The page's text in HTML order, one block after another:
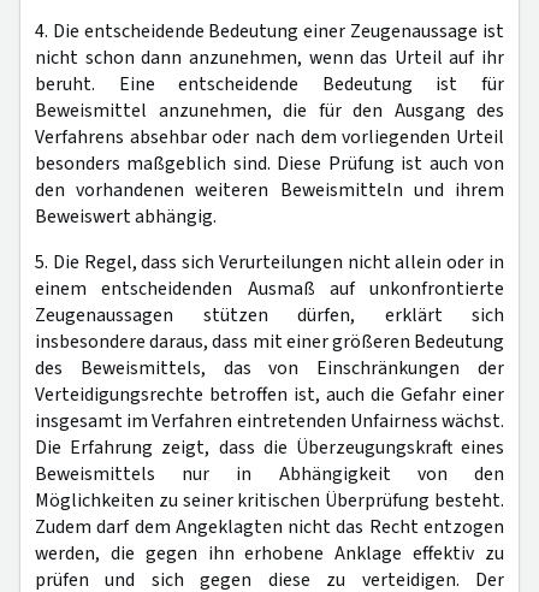
4. Die entscheidende Bedeutung einer Zeugenaussage ist
nicht schon dann anzunehmen, wenn das Urteil auf ihr
beruht. Eine entscheidende Bedeutung ist für
Beweismittel anzunehmen, die für den Ausgang des
Verfahrens absehbar oder nach dem vorliegenden Urteil
besonders maßgeblich sind. Diese Prüfung ist auch von
den vorhandenen weiteren Beweismitteln und ihrem
Beweiswert abhängig.
5. Die Regel, dass sich Verurteilungen nicht allein oder in
einem entscheidenden Ausmaß auf unkonfrontierte
Zeugenaussagen stützen dürfen, erklärt sich
insbesondere daraus, dass mit einer größeren Bedeutung
des Beweismittels, das von Einschränkungen der
Verteidigungsrechte betroffen ist, auch die Gefahr einer
insgesamt im Verfahren eintretenden Unfairness wächst.
Die Erfahrung zeigt, dass die Überzeugungskraft eines
Beweismittels nur in Abhängigkeit von den
Möglichkeiten zu seiner kritischen Überprüfung besteht.
Zudem darf dem Angeklagten nicht das Recht entzogen
werden, die gegen ihn erhobene Anklage effektiv zu
prüfen und sich gegen diese zu verteidigen. Der